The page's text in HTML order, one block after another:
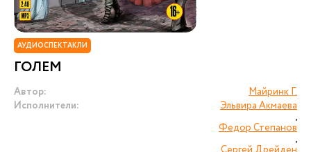
АУДИОСПЕКТАКЛИ
ГОЛЕМ
Автор:
Майринк Г.
Исполнители:
Эльвира Акмаева
,
Федор Степанов
,